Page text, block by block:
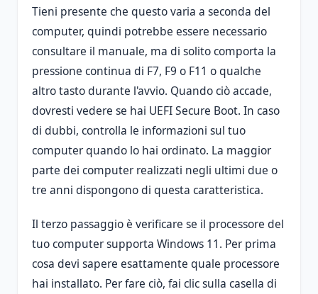
Tieni presente che questo varia a seconda del
computer, quindi potrebbe essere necessario
consultare il manuale, ma di solito comporta la
pressione continua di F7, F9 o F11 o qualche
altro tasto durante l'avvio. Quando ciò accade,
dovresti vedere se hai UEFI Secure Boot. In caso
di dubbi, controlla le informazioni sul tuo
computer quando lo hai ordinato. La maggior
parte dei computer realizzati negli ultimi due o
tre anni dispongono di questa caratteristica.
Il terzo passaggio è verificare se il processore del
tuo computer supporta Windows 11. Per prima
cosa devi sapere esattamente quale processore
hai installato. Per fare ciò, fai clic sulla casella di